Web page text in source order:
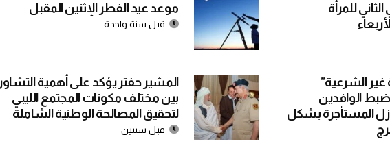
للمرأة
موعد عيد الفطر الإثنين المقبل
قبل سنة واحدة
الشرعية”
الوافدين
المستأجرة بشكل
المشير حفتر يؤكد على أهمية التشاور
بين مختلف مكونات المجتمع الليبي
لتحقيق المصالحة الوطنية الشاملة
قبل سنتين